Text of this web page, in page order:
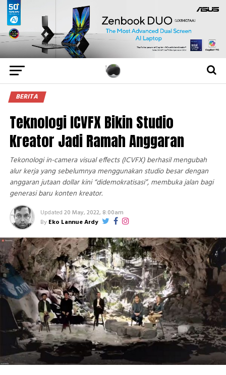
BERITA
Teknologi ICVFX Bikin Studio
Kreator Jadi Ramah Anggaran
Tekonologi in-camera visual effects (ICVFX) berhasil mengubah
alur kerja yang sebelumnya menggunakan studio besar dengan
anggaran jutaan dollar kini “didemokratisasi”, membuka jalan bagi
generasi baru konten kreator.
Updated 20 May, 2022, 8:00am
By Eko Lannue Ardy